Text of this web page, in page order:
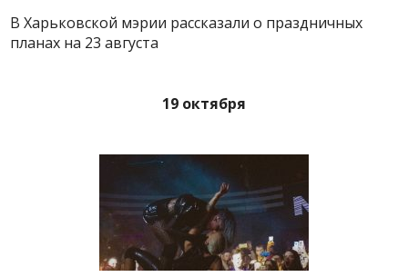
В Харьковской мэрии рассказали о праздничных
планах на 23 августа
19 октября